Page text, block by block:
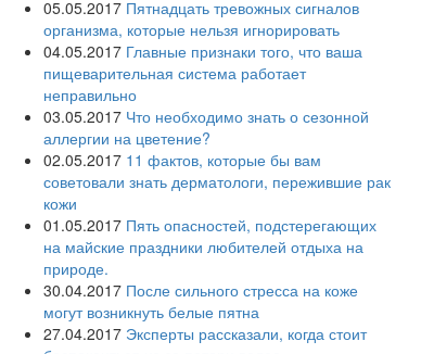
05.05.2017 Пятнадцать тревожных сигналов
организма, которые нельзя игнорировать
04.05.2017 Главные признаки того, что ваша
пищеварительная система работает
неправильно
03.05.2017 Что необходимо знать о сезонной
аллергии на цветение?
02.05.2017 11 фактов, которые бы вам
советовали знать дерматологи, пережившие рак
кожи
01.05.2017 Пять опасностей, подстерегающих
на майские праздники любителей отдыха на
природе.
30.04.2017 После сильного стресса на коже
могут возникнуть белые пятна
27.04.2017 Эксперты рассказали, когда стоит